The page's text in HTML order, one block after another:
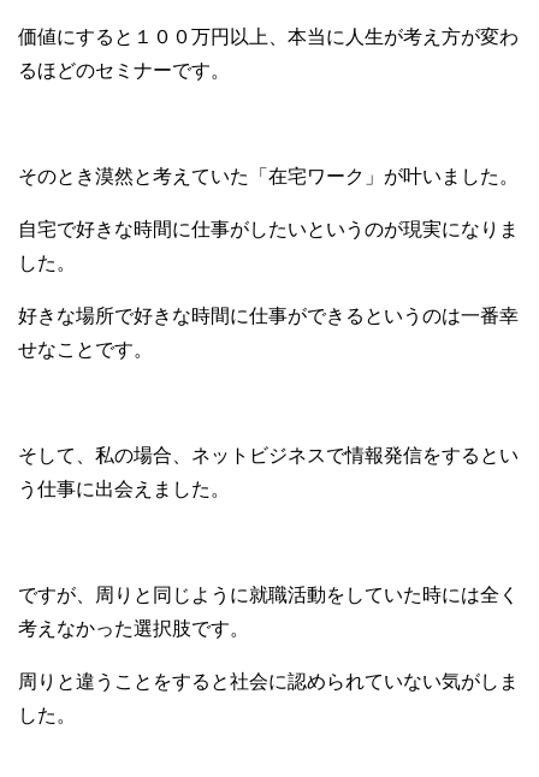
価値にすると１００万円以上、本当に人生が考え方が変わ
るほどのセミナーです。
そのとき漠然と考えていた「在宅ワーク」が叶いました。
自宅で好きな時間に仕事がしたいというのが現実になりま
した。
好きな場所で好きな時間に仕事ができるというのは一番幸
せなことです。
そして、私の場合、ネットビジネスで情報発信をするとい
う仕事に出会えました。
ですが、周りと同じように就職活動をしていた時には全く
考えなかった選択肢です。
周りと違うことをすると社会に認められていない気がしま
した。